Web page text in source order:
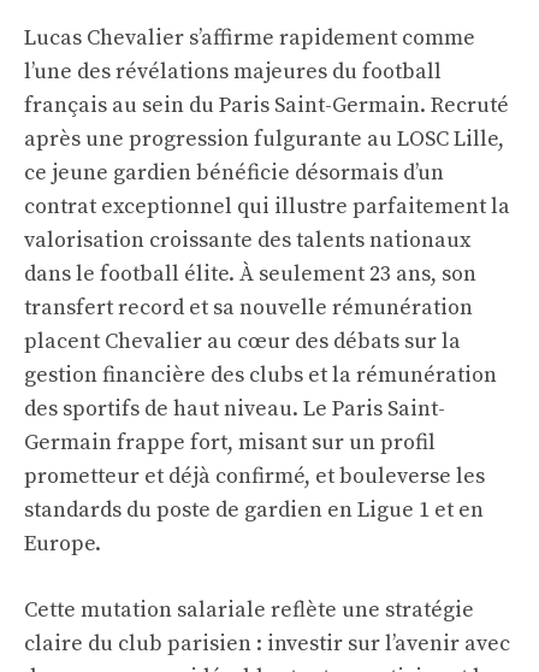
Lucas Chevalier s’affirme rapidement comme
l’une des révélations majeures du football
français au sein du Paris Saint-Germain. Recruté
après une progression fulgurante au LOSC Lille,
ce jeune gardien bénéficie désormais d’un
contrat exceptionnel qui illustre parfaitement la
valorisation croissante des talents nationaux
dans le football élite. À seulement 23 ans, son
transfert record et sa nouvelle rémunération
placent Chevalier au cœur des débats sur la
gestion financière des clubs et la rémunération
des sportifs de haut niveau. Le Paris Saint-
Germain frappe fort, misant sur un profil
prometteur et déjà confirmé, et bouleverse les
standards du poste de gardien en Ligue 1 et en
Europe.
Cette mutation salariale reflète une stratégie
claire du club parisien : investir sur l’avenir avec